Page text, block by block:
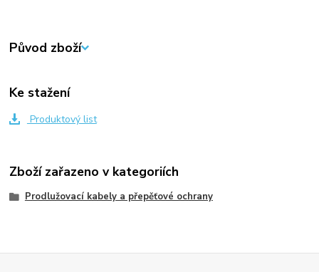
Původ zboží
Ke stažení
Produktový list
Zboží zařazeno v kategoriích
Prodlužovací kabely a přepěťové ochrany